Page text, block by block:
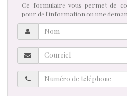
Ce formulaire vous permet de
pour de l'information ou une
Nom
Courriel
Numéro
de